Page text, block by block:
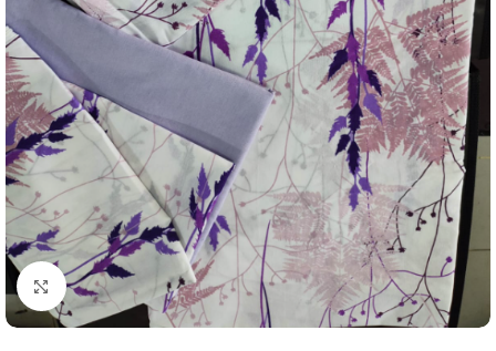
Resmi Büyüt